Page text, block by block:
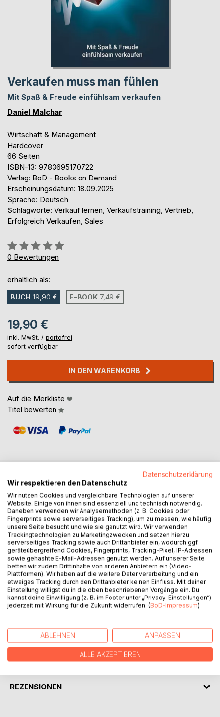
Verkaufen muss man fühlen
Mit Spaß & Freude einfühlsam verkaufen
Daniel Malchar
Wirtschaft & Management
Hardcover
66 Seiten
ISBN-13: 9783695170722
Verlag: BoD - Books on Demand
Erscheinungsdatum: 18.09.2025
Sprache: Deutsch
Schlagworte: Verkauf lernen, Verkaufstraining, Vertrieb,
Erfolgreich Verkaufen, Sales
Bewertung::
0%
0 Bewertungen
erhältlich als:
BUCH 19,90 € E-BOOK 7,49 €
19,90 €
inkl. MwSt. / portofrei
sofort verfügbar
IN DEN WARENKORB
Auf die Merkliste
Titel bewerten
BESCHREIBUNG
Ein Verkäufer zu sein bedeutet, dass wir uns
aktiv darum bemühen, das Leben anderer
Menschen zu verbessern. Wir sind die
Glücksbringer, die unseren Kunden die Freude
des Besitzes, die Erleichterung von Problemen
und die Erfüllung von Bedürfnissen nahebringen. Egal, ob
wir ein innovatives Produkt verkaufen oder eine
Dienstleistung anbieten, unser Ziel ist es, die Welt durch
unser Handeln
zu einem besseren Ort zu machen.
AUTOR/IN
PRESSESTIMMEN
REZENSIONEN
Datenschutzerklärung
Wir respektieren den Datenschutz
Wir nutzen Cookies und vergleichbare Technologien auf unserer
Website. Einige von ihnen sind essenziell und technisch notwendig.
Daneben verwenden wir Analysemethoden (z. B. Cookies oder
Fingerprints sowie serverseitiges Tracking), um zu messen, wie häufig
unsere Seite besucht und wie sie genutzt wird. Wir verwenden
Trackingtechnologien zu Marketingzwecken und setzen hierzu
serverseitiges Tracking sowie auch Drittanbieter ein, wodurch ggf.
geräteübergreifend Cookies, Fingerprints, Tracking-Pixel, IP-Adressen
sowie gehashte E-Mail-Adressen genutzt werden. Auf unserer Seite
betten wir zudem Drittinhalte von anderen Anbietern ein (Video-
Plattformen). Wir haben auf die weitere Datenverarbeitung und ein
etwaiges Tracking durch den Drittanbieter keinen Einfluss. Mit deiner
Einstellung willigst du in die oben beschriebenen Vorgänge ein. Du
kannst deine Einwilligung (z. B. im Footer unter „Privacy-Einstellungen“)
jederzeit mit Wirkung für die Zukunft widerrufen. (BoD-Impressum)
ABLEHNEN ANPASSEN
ALLE AKZEPTIEREN